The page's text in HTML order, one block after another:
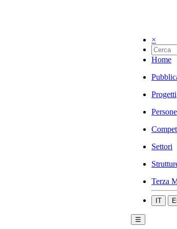
×
Home
Progetti
Persone
Settori
Terza
IT
☰